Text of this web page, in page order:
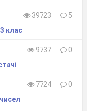
39723
5
клас
9737
0
7724
0